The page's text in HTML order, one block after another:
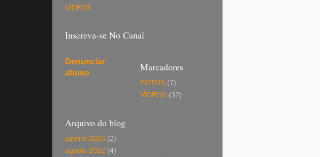
VÍDEOS
Inscreva-se No Canal
Denunciar
abuso
Marcadores
FOTOS (7)
VÍDEOS (32)
Arquivo do blog
janeiro 2023 (2)
agosto 2022 (4)